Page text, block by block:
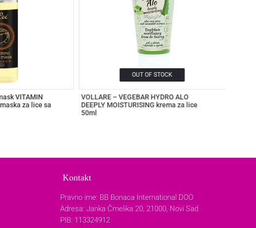
VITAMIN
za lice sa
OUT OF STOCK
VOLLARE – VEGEBAR HYDRO ALO
DEEPLY MOISTURISING krema za lice
50ml
Kontakt
Pravno ime: BB Bonaca International DOO
Adresa: Janka Čmelika 20, 21000, Novi Sad
PIB: 113324912